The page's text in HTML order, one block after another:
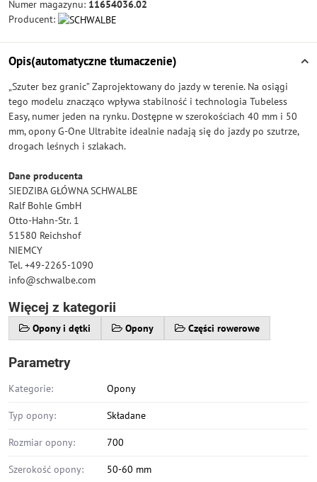
Numer magazynu: 11654036.02
Producent:
Opis(automatyczne tłumaczenie)
„Szuter bez granic” Zaprojektowany do jazdy w terenie. Na osiągi
tego modelu znacząco wpływa stabilność i technologia Tubeless
Easy, numer jeden na rynku. Dostępne w szerokościach 40 mm i 50
mm, opony G-One Ultrabite idealnie nadają się do jazdy po szutrze,
drogach leśnych i szlakach.
Dane producenta
SIEDZIBA GŁÓWNA SCHWALBE
Ralf Bohle GmbH
Otto-Hahn-Str. 1
51580 Reichshof
NIEMCY
Tel. +49-2265-1090
info@schwalbe.com
Więcej z kategorii
Opony i dętki Opony Części rowerowe
Parametry
Kategorie: Opony
Typ opony: Składane
Rozmiar opony: 700
Szerokość opony: 50-60 mm